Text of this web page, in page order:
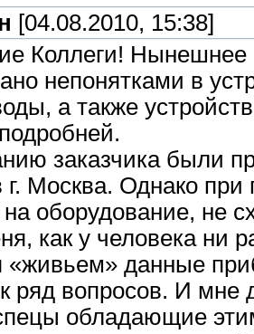
[04.08.2010, 15:38]
Коллеги! Нынешнее
непонятками в
а также
заказчика были
Москва. Однако при
на оборудование, не
как у человека ни
«живьем» данные
ряд вопросов. И мне
обладающие